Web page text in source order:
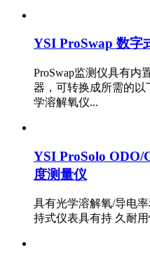
YSI ProSwap 数字
ProSwap监测仪具有内
器，可转换成所需的
学溶解氧仪...
YSI ProSolo ODO/
度测量仪
具有光学溶解氧/导电
持式仪表具有持 久耐用